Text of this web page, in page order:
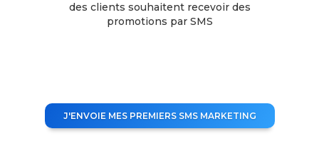
des clients souhaitent recevoir des
promotions par SMS
J'ENVOIE MES PREMIERS SMS MARKETING